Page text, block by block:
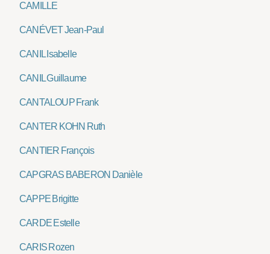
CAMILLE
CANÉVET Jean-Paul
CANIL Isabelle
CANIL Guillaume
CANTALOUP Frank
CANTER KOHN Ruth
CANTIER François
CAPGRAS BABERON Danièle
CAPPE Brigitte
CARDE Estelle
CARIS Rozen